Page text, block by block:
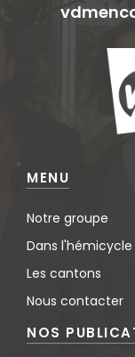
MENU
Notre groupe
Dans l'hémicycle
Les cantons
Nous contacter
NOS